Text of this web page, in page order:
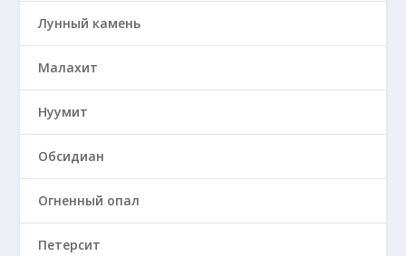
Лунный камень
Малахит
Нуумит
Обсидиан
Огненный опал
Петерсит